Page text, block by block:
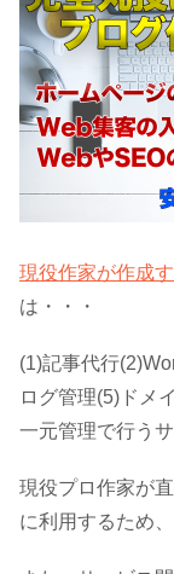
現役作家が作成
は・・・
(1)記事代行
ログ管理(5)ドメ
一元管理で行うサ
現役プロ作家が
に利用するため